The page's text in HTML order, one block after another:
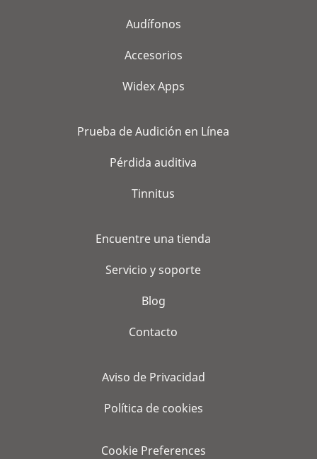
Audífonos
Accesorios
Widex Apps
Prueba de Audición en Línea
Pérdida auditiva
Tinnitus
Encuentre una tienda
Servicio y soporte
Blog
Contacto
Aviso de Privacidad
Política de cookies
Cookie Preferences